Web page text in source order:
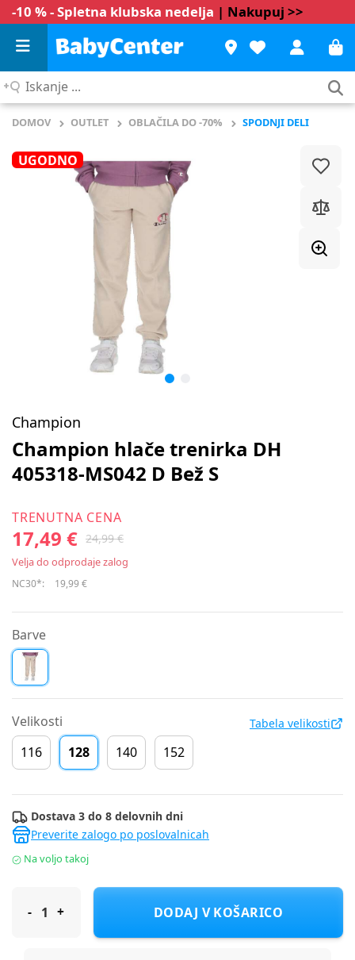
-10 % - Spletna klubska nedelja | Nakupuj >>
Iskanje
DOMOV OUTLET OBLAČILA DO -70% SPODNJI DELI
UGODNO
Champion
Champion hlače trenirka DH
405318-MS042 D Bež S
TRENUTNA CENA
17,49 € 24,99 €
Velja do odprodaje zalog
NC30*: 19,99 €
Barve
Velikosti Tabela velikosti
116 128 140 152
Dostava 3 do 8 delovnih dni
Preverite zalogo po poslovalnicah
Na voljo takoj
Champion hlače trenirka DH 405318-MS042 D Bež S
DODAJ V KOŠARICO